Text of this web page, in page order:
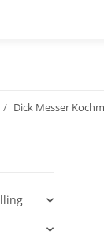
Dick Messer